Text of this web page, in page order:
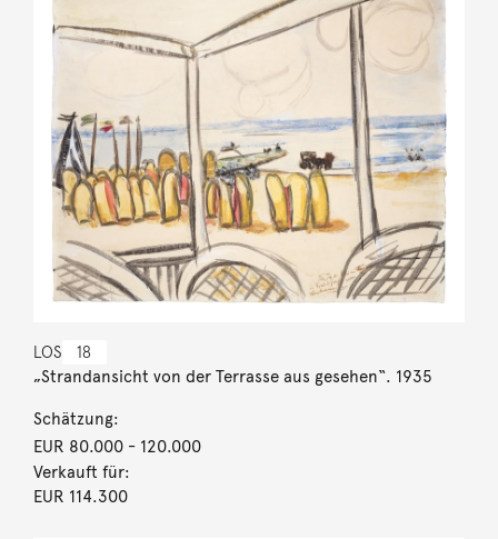
LOS 18
„Strandansicht von der Terrasse aus gesehen“. 1935
Schätzung:
EUR 80.000- 120.000
Verkauft für:
EUR 114.300